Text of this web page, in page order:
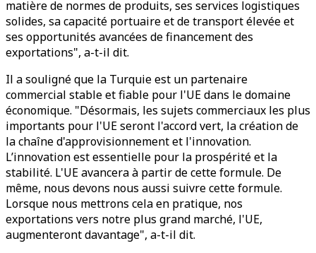
matière de normes de produits, ses services logistiques
solides, sa capacité portuaire et de transport élevée et
ses opportunités avancées de financement des
exportations", a-t-il dit.
Il a souligné que la Turquie est un partenaire
commercial stable et fiable pour l'UE dans le domaine
économique. "Désormais, les sujets commerciaux les plus
importants pour l'UE seront l'accord vert, la création de
la chaîne d'approvisionnement et l'innovation.
L’innovation est essentielle pour la prospérité et la
stabilité. L'UE avancera à partir de cette formule. De
même, nous devons nous aussi suivre cette formule.
Lorsque nous mettrons cela en pratique, nos
exportations vers notre plus grand marché, l'UE,
augmenteront davantage", a-t-il dit.